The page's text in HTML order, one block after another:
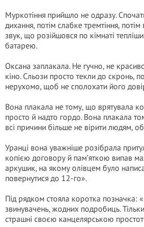
Муркотіння прийшло не одразу.
дихання, потім слабке тремтіння,
звук, що розійшовся по кімнаті
батарею.
Оксана заплакала. Не гучно, не
кіно. Сльози просто текли до скронь,
нерухомо, щоб не сполохати його
Вона плакала не тому, що врятувала
просто й надто гордо. Вона плакала
всі причини більше не вірити людям,
Уранці вона уважніше розібрала
копією договору й пам’яткою випав
аркушик, на якому олівцем було
повернутися до 12-го».
Під рядком стояла коротка
звинувачень, жодних подробиць.
страшні своєю канцелярською